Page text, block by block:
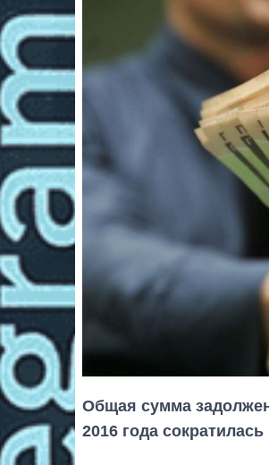
Общая сумма
2016 года